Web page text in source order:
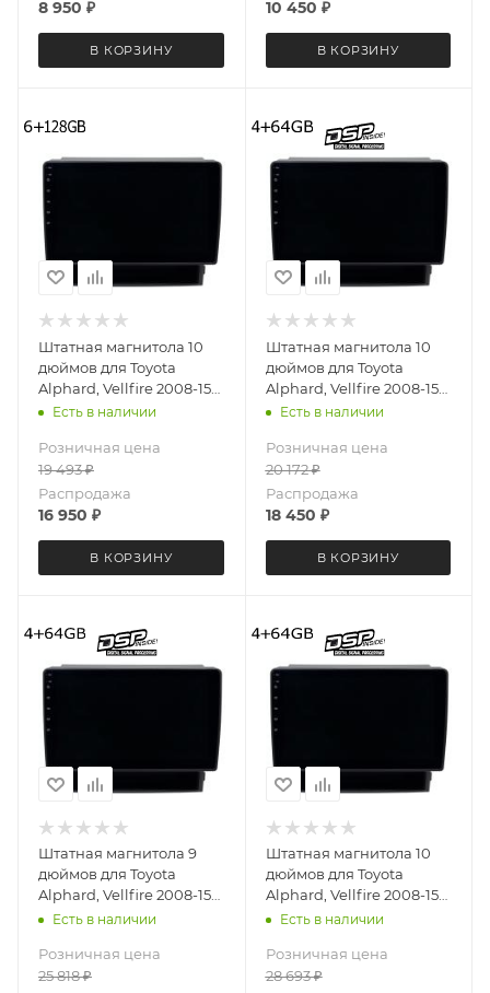
8 950 ₽
В КОРЗИНУ
10 450 ₽
В КОРЗИНУ
Штатная магнитола 10
дюймов для Toyota
Alphard, Vellfire 2008-15
(правый руль) LeTrun
UIS8581А QLED 6+128 Gb
Есть в наличии
Розничная цена
19 493₽
Распродажа
16 950 ₽
В КОРЗИНУ
Штатная магнитола 10
дюймов для Toyota
Alphard, Vellfire 2008-15
(правый руль) MEKEDE
Android 13 4+64 Gb 8
ядер Unisoc 9863A DSP
Есть в наличии
Розничная цена
20 172₽
Распродажа
18 450 ₽
В КОРЗИНУ
Штатная магнитола 9
дюймов для Toyota
Alphard, Vellfire 2008-15
(правый руль) MEKEDE
(крутилки) Android 13
4+64 Gb 8 ядер
Есть в наличии
Розничная цена
25 818₽
Штатная магнитола 10
дюймов для Toyota
Alphard, Vellfire 2008-15
(правый руль) Teyes CC2
Есть в наличии
Розничная цена
28 693₽